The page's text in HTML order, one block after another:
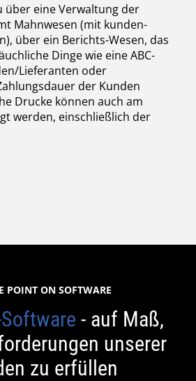
über eine Verwaltung der
Mahnwesen (mit kunden-
über ein Berichts-Wesen, das
Dinge wie eine ABC-
Lieferanten oder
der Kunden
Drucke können auch am
werden, einschließlich der
POINT ON SOFTWARE
- auf Maß,
unserer
zu erfüllen